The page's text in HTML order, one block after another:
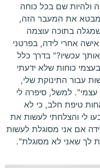
שם בכל כוחה
מבטא את המעבר הזה,
בתוכה עוצמה
אחרי לידה, בפרטני
עכשיו?" בדרך כלל
כוחות שלא ידעתי
עבור התינוקת שלי,
למשל, סיפרה לי
טיפת חלב, כי לא
לי והצלחתי לעשות את
אם אני מסוגלת לעשות
לך שאני לא מסוגלת".